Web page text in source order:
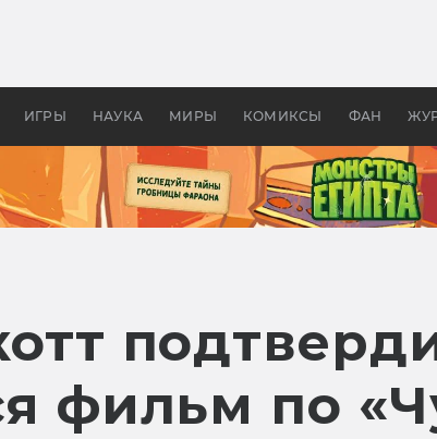
ИГРЫ НАУКА МИРЫ КОМИКСЫ ФАН
бы «Властелина колец»
фильм по